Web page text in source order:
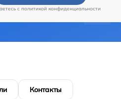
c политикой конфиденциальности
Контакты